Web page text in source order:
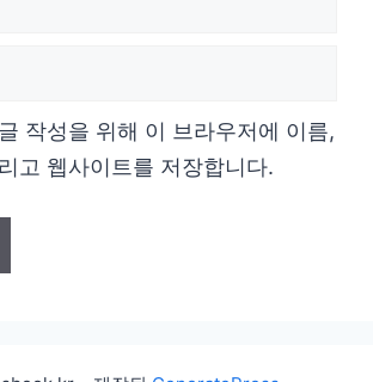
작성을 위해 이 브라우저에 이름,
고 웹사이트를 저장합니다.